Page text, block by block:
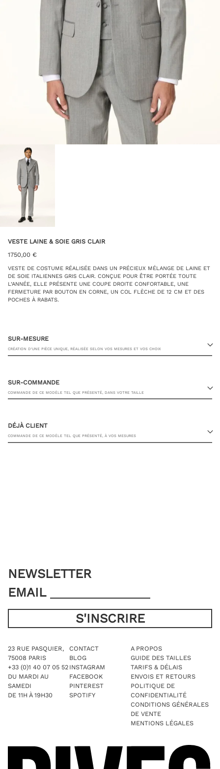
VESTE LAINE & SOIE GRIS CLAIR
VESTE DE COSTUME RÉALISÉE DANS UN PRÉCIEUX MÉLANGE DE LAINE ET
DE SOIE ITALIENNES GRIS CLAIR. CONÇUE POUR ÊTRE PORTÉE TOUTE
L’ANNÉE, ELLE PRÉSENTE UNE COUPE DROITE CONFORTABLE, UNE
FERMETURE PAR BOUTON EN CORNE, UN COL FLÈCHE DE 12 CM ET DES
POCHES À RABATS.
1750,00 €
SUR-MESURE
CRÉATION D’UNE PIÈCE UNIQUE, RÉALISÉE SELON VOS MESURES ET VOS CHOIX
SUR-COMMANDE
COMMANDE DE CE MODÈLE TEL QUE PRÉSENTÉ, DANS VOTRE TAILLE
DÉJÀ CLIENT
COMMANDE DE CE MODÈLE TEL QUE PRÉSENTÉ, À VOS MESURES
TAILLE DE VESTE
NEWSLETTER
EMAIL
23 RUE PASQUIER,
75008 PARIS
+33 (0)1 40 07 05 52
DU MARDI AU
SAMEDI
DE 11H À 19H30
CONTACT
BLOG
INSTAGRAM
FACEBOOK
PINTEREST
SPOTIFY
A PROPOS
GUIDE DES TAILLES
TARIFS & DÉLAIS
ENVOIS ET RETOURS
POLITIQUE DE
CONFIDENTIALITÉ
CONDITIONS GÉNÉRALES
DE VENTE
MENTIONS LÉGALES